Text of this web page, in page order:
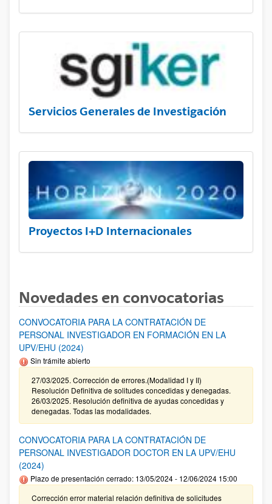
Servicios Generales de Investigación
Proyectos I+D Internacionales
Novedades en convocatorias
CONVOCATORIA PARA LA CONTRATACIÓN DE
PERSONAL INVESTIGADOR EN FORMACIÓN EN LA
UPV/EHU (2024)
Sin trámite abierto
27/03/2025. Corrección de errores.(Modalidad I y II)
Resolución Definitiva de solitudes concedidas y denegadas.
26/03/2025. Resolución definitiva de ayudas concedidas y
denegadas. Todas las modalidades.
CONVOCATORIA PARA LA CONTRATACIÓN DE
PERSONAL INVESTIGADOR DOCTOR EN LA UPV/EHU
(2024)
Plazo de presentación cerrado: 13/05/2024 - 12/06/2024 15:00
Corrección error material relación definitiva de solicitudes